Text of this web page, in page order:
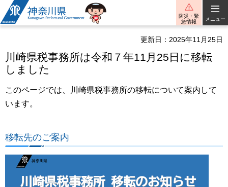
神奈川県
防災・緊
急情報
メニュー
更新日：2025年11月25日
川崎県税事務所は令和７年11月25日に移転
しました
このページでは、川崎県税事務所の移転について案内して
います。
移転先のご案内